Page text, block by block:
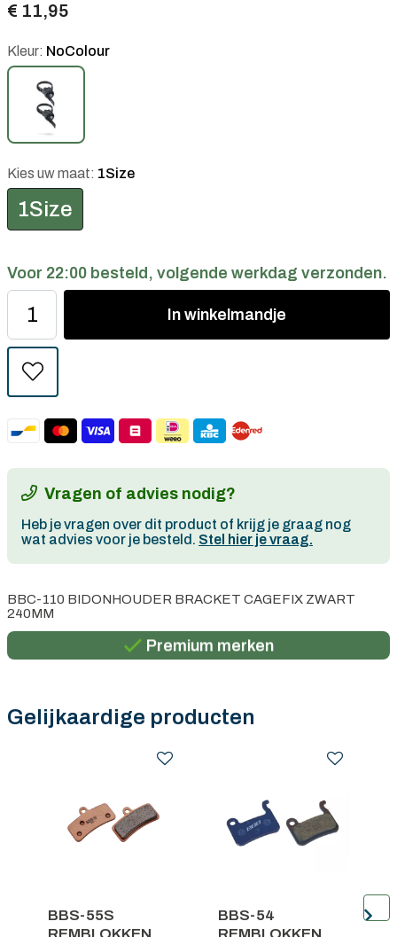
€ 11,95
Kleur: NoColour
Kies uw maat: 1Size
1Size
Voor 22:00 besteld, volgende werkdag verzonden.
In winkelmandje
Vragen of advies nodig?
Heb je vragen over dit product of krijg je graag nog
wat advies voor je besteld. Stel hier je vraag.
BBC-110 BIDONHOUDER BRACKET CAGEFIX ZWART
240MM
Premium merken
Gelijkaardige producten
BBS-55S
BBS-54